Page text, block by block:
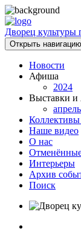
Дворец
Открыть навигацию
Новости
Афиша
2024
Выставки и
Наше видео
О нас
Интерьеры
Архив
Поиск